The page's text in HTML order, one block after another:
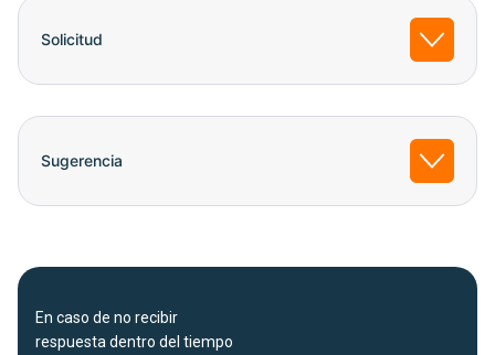
Solicitud
Sugerencia
En caso de no recibir
respuesta dentro del tiempo